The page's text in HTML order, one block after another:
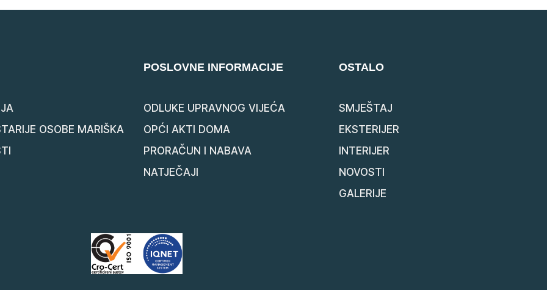
OSOBE MARIŠKA
POSLOVNE INFORMACIJE
ODLUKE UPRAVNOG VIJEĆA
OPĆI AKTI DOMA
PRORAČUN I NABAVA
NATJEČAJI
OSTALO
SMJEŠTAJ
EKSTERIJER
INTERIJER
NOVOSTI
GALERIJE